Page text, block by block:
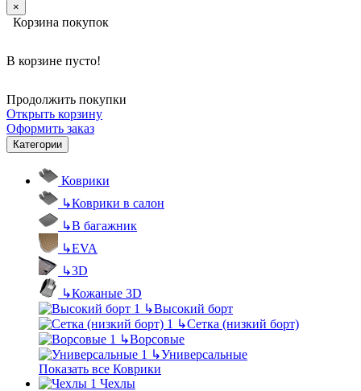
×
Корзина покупок
В корзине пусто!
Продолжить покупки
Открыть корзину
Оформить заказ
Категории
Коврики
↳Коврики в салон
↳В багажник
↳EVA
↳3D
↳Кожаные 3D
↳Высокий борт
↳Сетка (низкий борт)
↳Ворсовые
↳Универсальные
Показать все Коврики
Чехлы